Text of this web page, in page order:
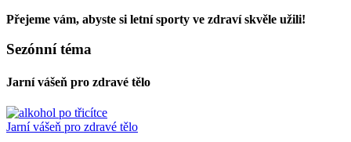
Přejeme vám, abyste si letní sporty ve zdraví skvěle užili!
Sezónní téma
Jarní vášeň pro zdravé tělo
Jarní vášeň pro zdravé tělo